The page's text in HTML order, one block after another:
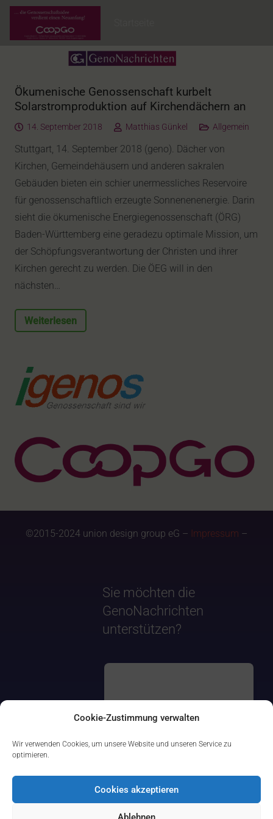
Cookie-Zustimmung verwalten
Wir verwenden Cookies, um unsere Website und unseren Service zu
optimieren.
Cookies akzeptieren
Ökumenische Genossenschaft kurbelt
Solarstromproduktion auf Kirchendächern an
14. September 2018 Matthias Günkel Allgemein
Stuttgart, 14. September 2018 (geno). Dächer von
Kirchen, Gemeindehäusern und anderen sakralen
Gebäuden bieten ein schier unermessliches Reservoire
für genossenschaftlich erzeugte Sonnenenenergie. Darin
sieht die ökumenische Energiegenossenschaft (ÖRG)
Baden-Württemberg eine geradezu optimale Mission, um
der Schöpfungsverantwortung der Christen und ihrer
Kirchen gerecht zu werden. Die ÖEG will in den
nächsten…
Weiterlesen
©2015-2024 union design group eG – Impressum –
Sie möchten die
GenoNachrichten
unterstützen?